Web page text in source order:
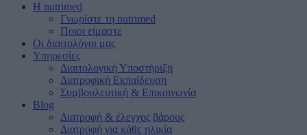
Η nutrimed
Γνωρίστε τη nutrimed
Ποιοι είμαστε
Οι διαιτολόγοι μας
Υπηρεσίες
Διαιτολογική Υποστήριξη
Διατροφική Εκπαίδευση
Συμβουλευτική & Επικοινωνία
Blog
Διατροφή & έλεγχος βάρους
Διατροφή για κάθε ηλικία